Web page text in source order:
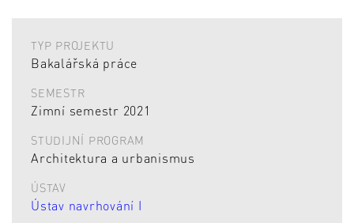
TYP PROJEKTU
Bakalářská práce
SEMESTR
Zimní semestr 2021
STUDIJNÍ PROGRAM
Architektura a urbanismus
ÚSTAV
Ústav navrhování I